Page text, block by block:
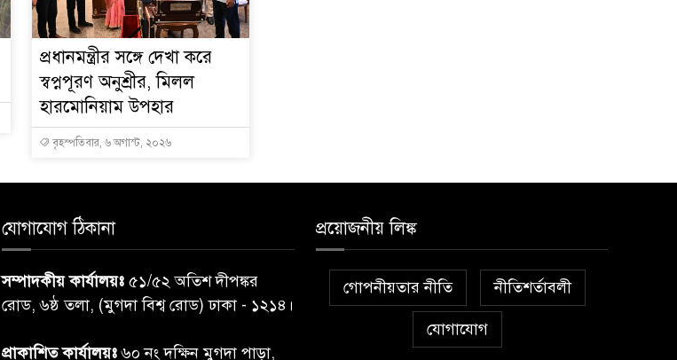
প্রধানমন্ত্রীর সঙ্গে দেখা করে
স্বপ্নপূরণ অনুশ্রীর, মিলল
হারমোনিয়াম উপহার
বৃহস্পতিবার, ৬ অগাস্ট, ২০২৬
যোগাযোগ ঠিকানা
সম্পাদকীয় কার্যালয়ঃ ৫১/৫২ অতিশ দীপঙ্কর
রোড, ৬ষ্ঠ তলা, (মুগদা বিশ্ব রোড) ঢাকা - ১২১৪।
প্রাকাশিত কার্যালয়ঃ৬০ নং দক্ষিন মুগদা পাড়া,
প্রয়োজনীয় লিঙ্ক
গোপনীয়তার নীতি নীতিশর্তাবলী
যোগাযোগ